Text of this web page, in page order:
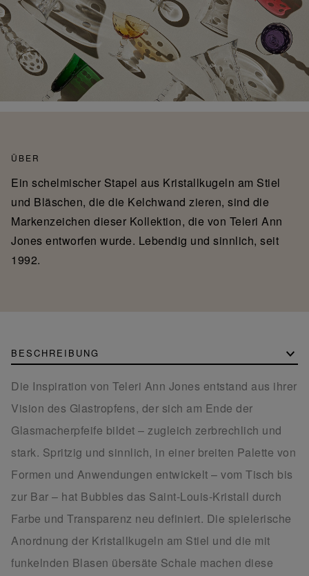
ÜBER
Ein schelmischer Stapel aus Kristallkugeln am Stiel
und Bläschen, die die Kelchwand zieren, sind die
Markenzeichen dieser Kollektion, die von Teleri Ann
Jones entworfen wurde. Lebendig und sinnlich, seit
1992.
BESCHREIBUNG
Die Inspiration von Teleri Ann Jones entstand aus ihrer
Vision des Glas­tropfens, der sich am Ende der
Glasmacherpfeife bildet – zugleich zerbrechlich und
stark. Spritzig und sinnlich, in einer breiten Palette von
Formen und Anwendungen entwickelt – vom Tisch bis
zur Bar – hat Bubbles das Saint-Louis-Kristall durch
Farbe und Transparenz neu definiert. Die spielerische
Anordnung der Kristallkugeln am Stiel und die mit
funkelnden Blasen übersäte Schale machen diese